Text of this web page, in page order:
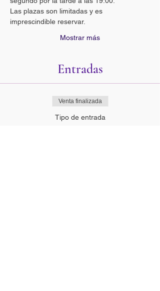
Las plazas son limitadas y es
imprescindible reservar.
Mostrar más
Entradas
Venta finalizada
Tipo de entrada